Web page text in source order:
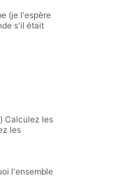
72}{sin
=
Voilà ce
qu'est-ce-
de
(je l'espère
s'il était
Calculez les
les
l'ensemble